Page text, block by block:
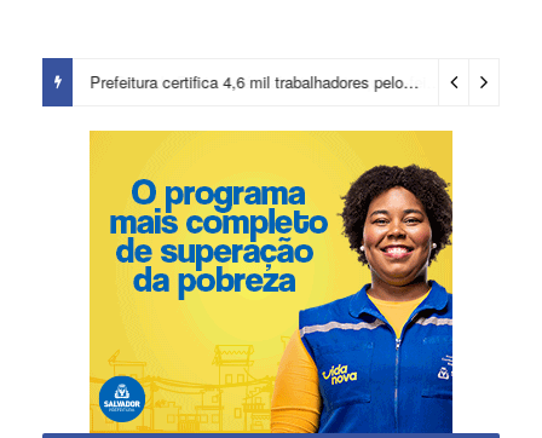
Prefeitura certifica 4,6 mil trabalhadores pelo programa Treinar para Empregar e realiza Feirão de Empregabilidade